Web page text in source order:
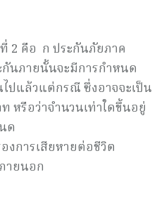
2 คือ ก ประกันภัยภาค
นภายนั้นจะมีการกำหนด
ปแล้วแต่กรณี ซึ่งอาจจะเป็น
หรือว่าจำนวนเท่าใดขึ้นอยู่
ด
งการเสียหายต่อชีวิต
ายนอก